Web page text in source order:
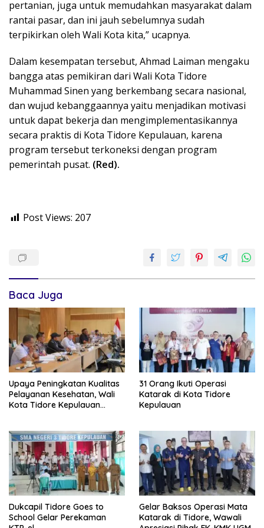
pertanian, juga untuk memudahkan masyarakat dalam
rantai pasar, dan ini jauh sebelumnya sudah
terpikirkan oleh Wali Kota kita,” ucapnya.
Dalam kesempatan tersebut, Ahmad Laiman mengaku
bangga atas pemikiran dari Wali Kota Tidore
Muhammad Sinen yang berkembang secara nasional,
dan wujud kebanggaannya yaitu menjadikan motivasi
untuk dapat bekerja dan mengimplementasikannya
secara praktis di Kota Tidore Kepulauan, karena
program tersebut terkoneksi dengan program
pemerintah pusat. (Red).
Post Views: 207
Baca Juga
Upaya Peningkatan Kualitas
Pelayanan Kesehatan, Wali
Kota Tidore Kepulauan
31 Orang Ikuti Operasi
Katarak di Kota Tidore
Kepulauan
Dukcapil Tidore Goes to
School Gelar Perekaman
Gelar Baksos Operasi Mata
Katarak di Tidore, Wawali